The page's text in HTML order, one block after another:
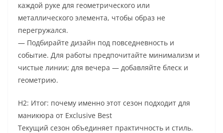
каждой руке для геометрического или
металлического элемента, чтобы образ не
перегружался.
— Подбирайте дизайн под повседневность и
событие. Для работы предпочитайте минимализм и
чистые линии; для вечера — добавляйте блеск и
геометрию.
H2: Итог: почему именно этот сезон подходит для
маникюра от Exclusive Best
Текущий сезон объединяет практичность и стиль.